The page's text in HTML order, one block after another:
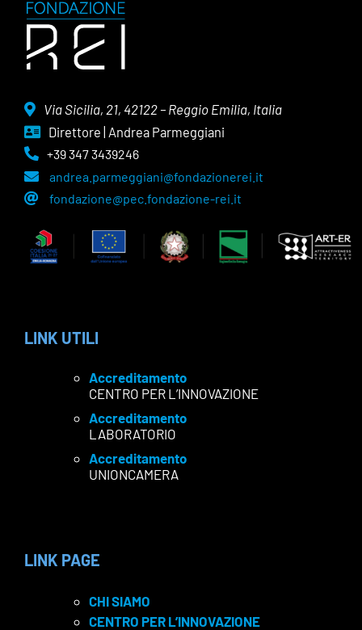
Via Sicilia, 21, 42122 – Reggio Emilia, Italia
Direttore | Andrea Parmeggiani
+39 347 3439246
andrea.parmeggiani@fondazionerei.it
fondazione@pec.fondazione-rei.it
LINK UTILI
Accreditamento
CENTRO PER L’INNOVAZIONE
Accreditamento
LABORATORIO
Accreditamento
UNIONCAMERA
LINK PAGE
CHI SIAMO
CENTRO PER L’INNOVAZIONE